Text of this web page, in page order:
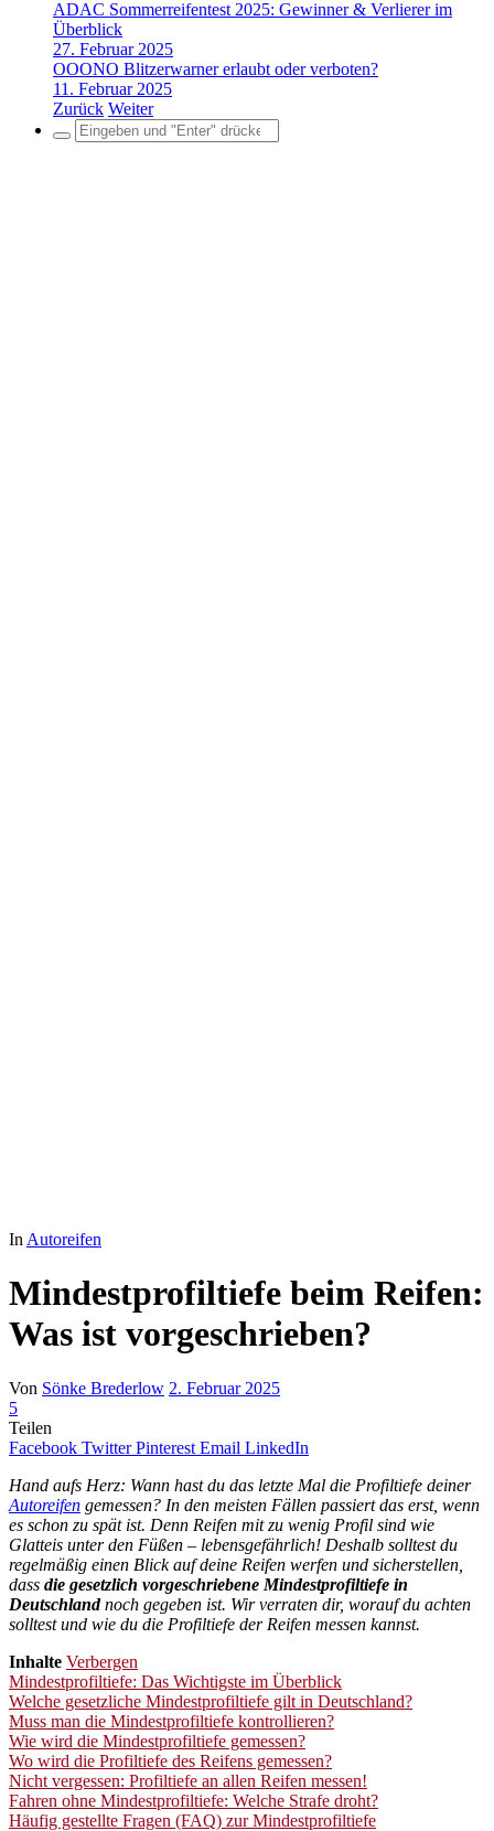
ADAC Sommerreifentest 2025: Gewinner & Verlierer im
Überblick
27. Februar 2025
OOONO Blitzerwarner erlaubt oder verboten?
11. Februar 2025
Zurück Weiter
Search
for:
In Autoreifen
Mindestprofiltiefe beim Reifen:
Was ist vorgeschrieben?
Von Sönke Brederlow 2. Februar 2025
5
Teilen
Facebook Twitter Pinterest Email LinkedIn
Hand aufs Herz: Wann hast du das letzte Mal die Profiltiefe deiner
Autoreifen gemessen? In den meisten Fällen passiert das erst, wenn
es schon zu spät ist. Denn Reifen mit zu wenig Profil sind wie
Glatteis unter den Füßen – lebensgefährlich! Deshalb solltest du
regelmäßig einen Blick auf deine Reifen werfen und sicherstellen,
dass die gesetzlich vorgeschriebene Mindestprofiltiefe in
Deutschlandnoch gegeben ist. Wir verraten dir, worauf du achten
solltest und wie du die Profiltiefe der Reifen messen kannst.
Inhalte Verbergen
Mindestprofiltiefe: Das Wichtigste im Überblick
Welche gesetzliche Mindestprofiltiefe gilt in Deutschland?
Muss man die Mindestprofiltiefe kontrollieren?
Wie wird die Mindestprofiltiefe gemessen?
Wo wird die Profiltiefe des Reifens gemessen?
Nicht vergessen: Profiltiefe an allen Reifen messen!
Fahren ohne Mindestprofiltiefe: Welche Strafe droht?
Häufig gestellte Fragen (FAQ) zur Mindestprofiltiefe